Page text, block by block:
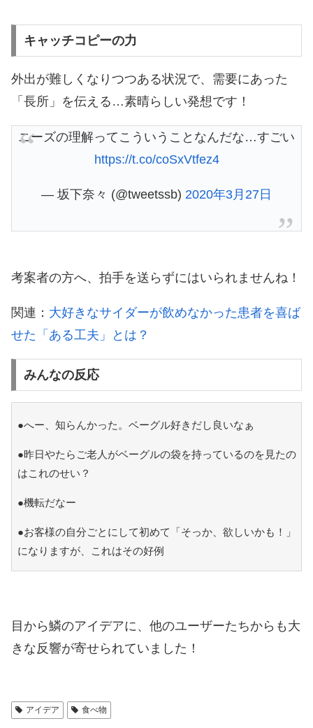
キャッチコピーの力
外出が難しくなりつつある状況で、需要にあった
「長所」を伝える…素晴らしい発想です！
ニーズの理解ってこういうことなんだな…すごい
https://t.co/coSxVtfez4
— 坂下奈々 (@tweetssb) 2020年3月27日
考案者の方へ、拍手を送らずにはいられませんね！
関連： 大好きなサイダーが飲めなかった患者を喜ば
せた「ある工夫」とは？
みんなの反応
●へー、知らんかった。ベーグル好きだし良いなぁ
●昨日やたらご老人がベーグルの袋を持っているのを見たの
はこれのせい？
●機転だなー
●お客様の自分ごとにして初めて「そっか、欲しいかも！」
になりますが、これはその好例
目から鱗のアイデアに、他のユーザーたちからも大
きな反響が寄せられていました！
アイデア 食べ物